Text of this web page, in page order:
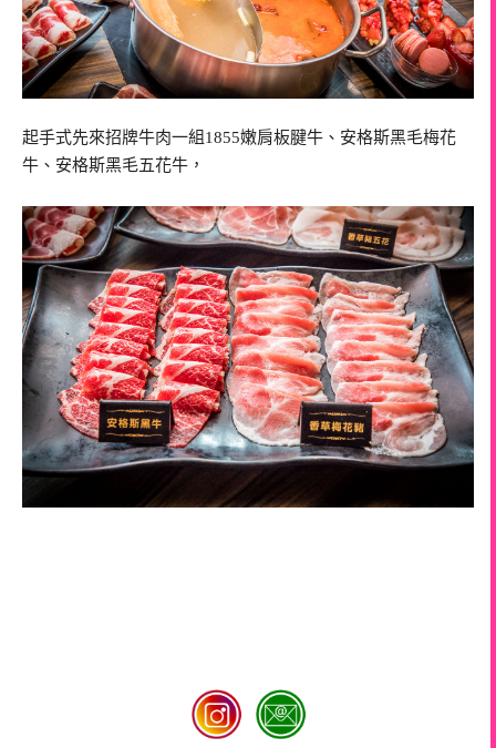
起手式先來招牌牛肉一組1855嫩肩板腱牛、安格斯黑毛梅花
牛、安格斯黑毛五花牛，